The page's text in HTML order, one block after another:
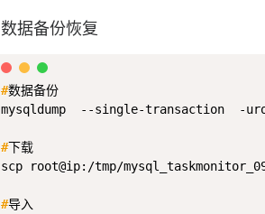
数据备份恢复
#数据备份
mysqldump  --single-transaction  -
#下载
scp root@ip:/tmp/
#导入